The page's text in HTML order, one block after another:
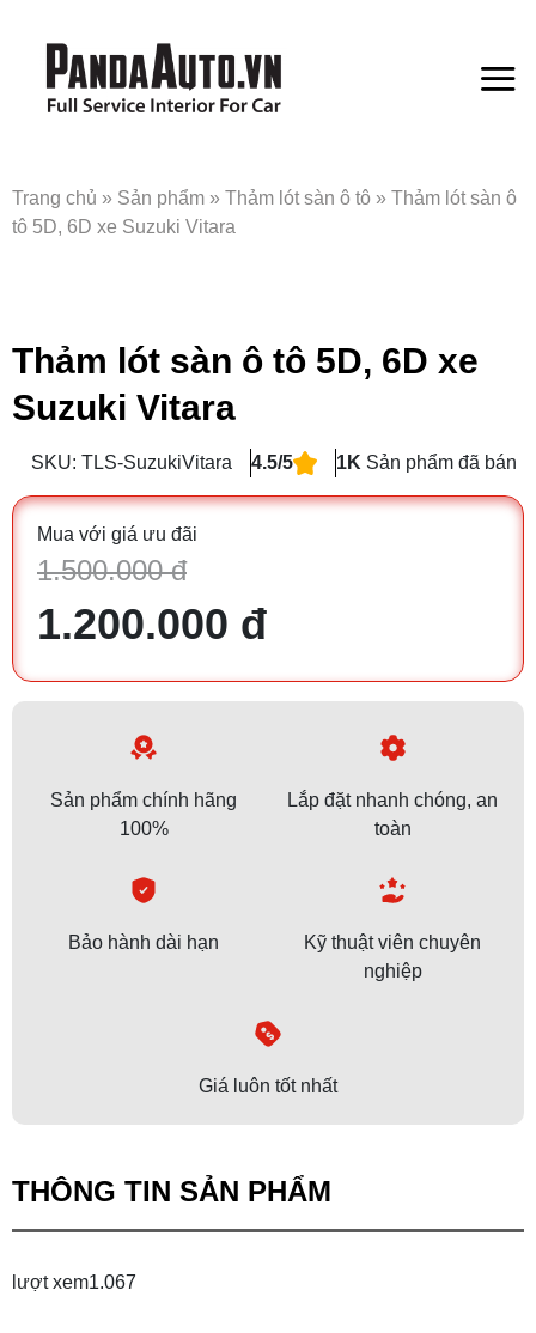
Trang chủ » Sản phẩm » Thảm lót sàn ô tô » Thảm lót sàn ô
tô 5D, 6D xe Suzuki Vitara
Thảm lót sàn ô tô 5D, 6D xe
Suzuki Vitara
SKU: TLS-SuzukiVitara 4.5/5 1K Sản phẩm đã bán
Mua với giá ưu đãi
1.500.000 đ
1.200.000 đ
Sản phẩm chính hãng
100%
Lắp đặt nhanh chóng, an
toàn
Bảo hành dài hạn
Kỹ thuật viên chuyên
nghiệp
Giá luôn tốt nhất
THÔNG TIN SẢN PHẨM
lượt xem1.067